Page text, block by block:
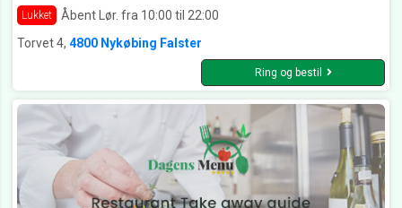
Lukket Åbent Lør. fra 10:00 til 22:00
Torvet 4, 4800 Nykøbing Falster
Ring og bestil